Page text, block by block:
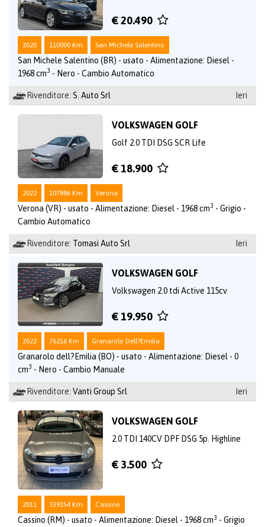
€ 20.490
2020 110000 Km San Michele Salentino
San Michele Salentino (BR) - usato - Alimentazione: Diesel -
1968 cm3 - Nero - Cambio Automatico
Rivenditore: S. Auto Srl Ieri
VOLKSWAGEN GOLF
Golf 2.0 TDI DSG SCR Life
€ 18.900
2022 107886 Km Verona
Verona (VR) - usato - Alimentazione: Diesel - 1968 cm3 - Grigio -
Cambio Automatico
Rivenditore: Tomasi Auto Srl Ieri
VOLKSWAGEN GOLF
Volkswagen 2.0 tdi Active 115cv
€ 19.950
2022 76216 Km Granarolo Dell?Emilia
Granarolo dell?Emilia (BO) - usato - Alimentazione: Diesel - 0
cm3 - Nero - Cambio Manuale
Rivenditore: Vanti Group Srl Ieri
VOLKSWAGEN GOLF
2.0 TDI 140CV DPF DSG 5p. Highline
€ 3.500
2011 339154 Km Cassino
Cassino (RM) - usato - Alimentazione: Diesel - 1968 cm3 - Grigio